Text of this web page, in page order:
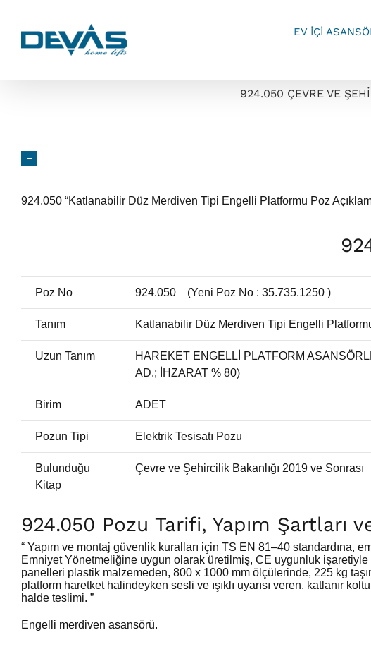
content
EV İÇİ
924.050 ÇEVRE VE
924.050 “Katlanabilir Düz Merdiven Tipi Engelli Platformu Poz
Poz No 924.050 (Yeni Poz No : 35.735.1250 )
Tanım Katlanabilir Düz Merdiven Tipi Engelli
Uzun Tanım
HAREKET ENGELLİ PLATFORM
AD.; İHZARAT % 80)
Birim ADET
Pozun Tipi Elektrik Tesisatı Pozu
Bulunduğu
Kitap
Çevre ve Şehircilik Bakanlığı 2019 ve Sonrası
924.050 Pozu Tarifi, Yapım Şartları
“ Yapım ve montaj güvenlik kuralları için TS EN 81–40 standardına,
Emniyet Yönetmeliğine uygun olarak üretilmiş, CE uygunluk
panelleri plastik malzemeden, 800 x 1000 mm ölçülerinde, 225 kg
platform haretket halindeyken sesli ve ışıklı uyarısı veren, katlanır
halde teslimi. ”
Engelli merdiven asansörü.